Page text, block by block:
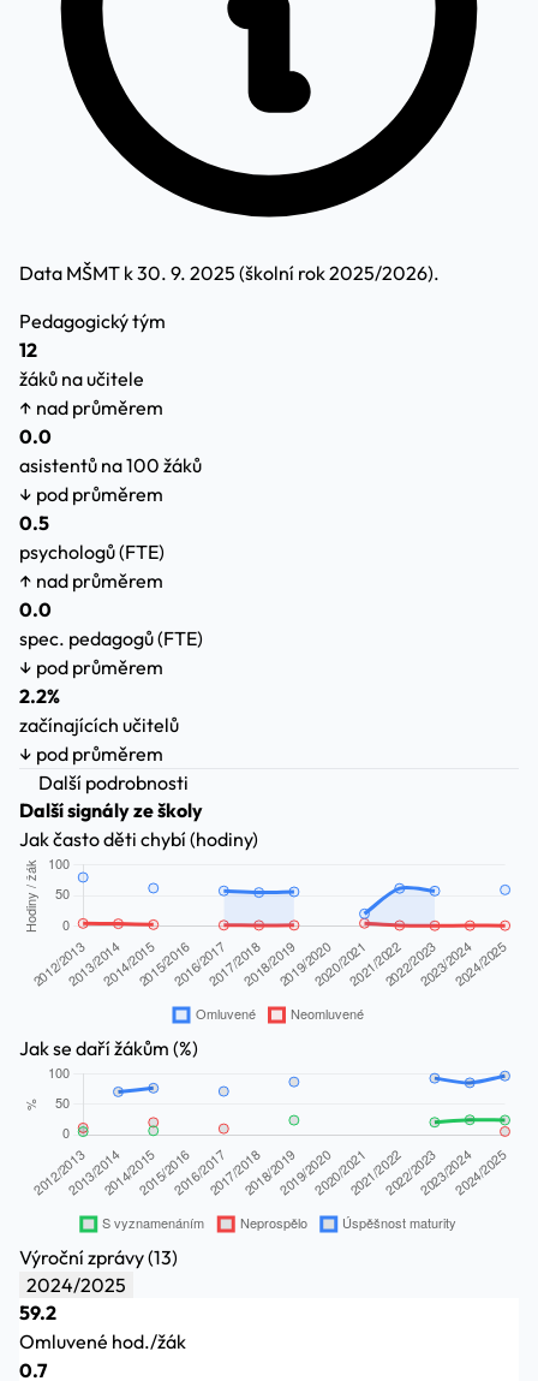
Data MŠMT k 30. 9. 2025 (školní rok 2025/2026).
Pedagogický tým
12
žáků na učitele
↑ nad průměrem
0.0
asistentů na 100 žáků
↓ pod průměrem
0.5
psychologů (FTE)
↑ nad průměrem
0.0
spec. pedagogů (FTE)
↓ pod průměrem
2.2%
začínajících učitelů
↓ pod průměrem
Další podrobnosti
Další signály ze školy
Jak často děti chybí (hodiny)
Jak se daří žákům (%)
Výroční zprávy (13)
2024/2025
59.2
Omluvené hod./žák
0.7